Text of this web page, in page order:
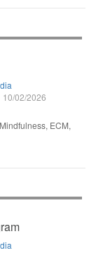
10/02/2026
ECM,